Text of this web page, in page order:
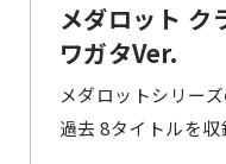
メダロット
ワガタVer.
メダロットシリー
過去 8タイトルを収